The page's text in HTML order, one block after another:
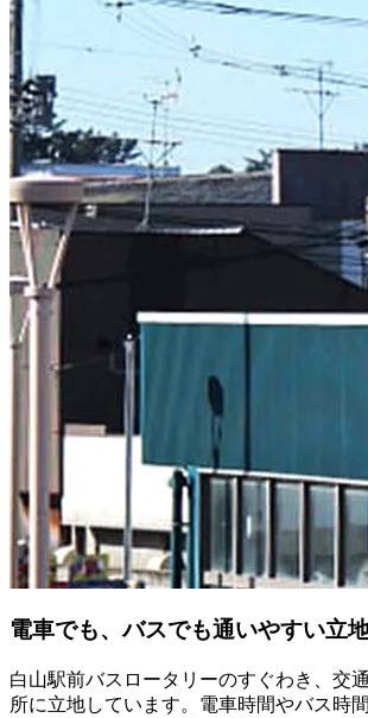
電車でも、バスでも通いやすい立
白山駅前バスロータリーのすぐわき、交
所に立地しています。電車時間やバス時